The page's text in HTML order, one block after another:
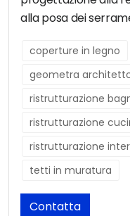
alla posa dei
coperture in legno
geometra
ristrutturazione
ristrutturazione
ristrutturazione
tetti in muratura
Contatta